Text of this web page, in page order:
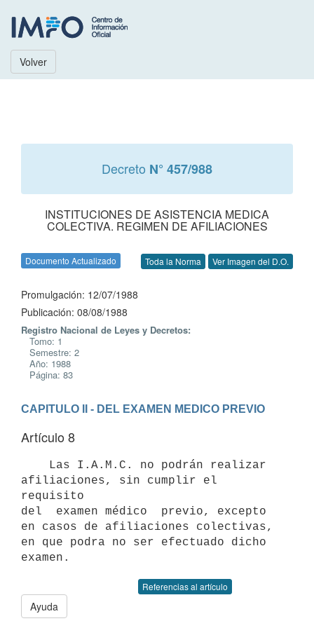
Volver
Decreto N° 457/988
INSTITUCIONES DE ASISTENCIA MEDICA
COLECTIVA. REGIMEN DE AFILIACIONES
Documento Actualizado Toda la Norma Ver Imagen del D.O.
Promulgación: 12/07/1988
Publicación: 08/08/1988
Registro Nacional de Leyes y Decretos:
Tomo: 1
Semestre: 2
Año: 1988
Página: 83
CAPITULO II - DEL EXAMEN MEDICO PREVIO
Artículo 8
afiliaciones, sin cumplir el
requisito
del  examen médico  previo, excepto
en casos de afiliaciones colectivas,
en que podra no ser efectuado dicho
Referencias al artículo
Ayuda